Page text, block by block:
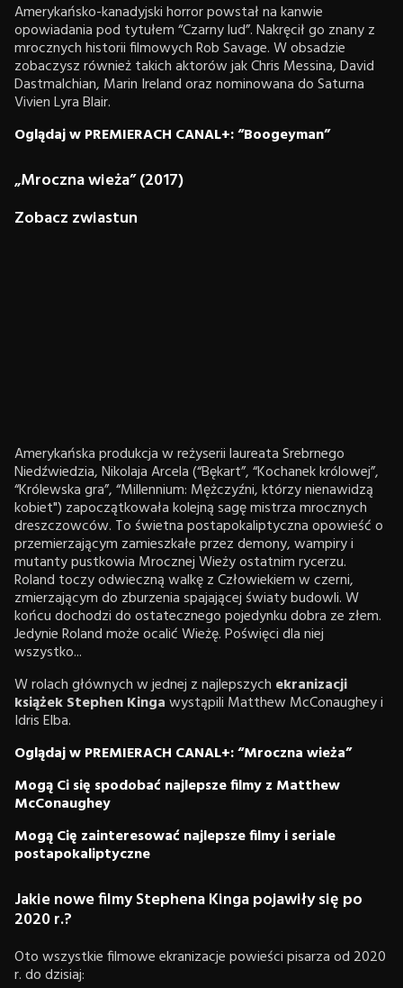
Amerykańsko-kanadyjski horror powstał na kanwie
opowiadania pod tytułem “Czarny lud”. Nakręcił go znany z
mrocznych historii filmowych Rob Savage. W obsadzie
zobaczysz również takich aktorów jak Chris Messina, David
Dastmalchian, Marin Ireland oraz nominowana do Saturna
Vivien Lyra Blair.
Oglądaj w PREMIERACH CANAL+: “Boogeyman”
„Mroczna wieża” (2017)
Zobacz zwiastun
Amerykańska produkcja w reżyserii laureata Srebrnego
Niedźwiedzia, Nikolaja Arcela (“Bękart”, “Kochanek królowej”,
“Królewska gra”, “Millennium: Mężczyźni, którzy nienawidzą
kobiet") zapoczątkowała kolejną sagę mistrza mrocznych
dreszczowców. To świetna postapokaliptyczna opowieść o
przemierzającym zamieszkałe przez demony, wampiry i
mutanty pustkowia Mrocznej Wieży ostatnim rycerzu.
Roland toczy odwieczną walkę z Człowiekiem w czerni,
zmierzającym do zburzenia spajającej światy budowli. W
końcu dochodzi do ostatecznego pojedynku dobra ze złem.
Jedynie Roland może ocalić Wieżę. Poświęci dla niej
wszystko...
W rolach głównych w jednej z najlepszych ekranizacji
książek Stephen Kingawystąpili Matthew McConaughey i
Idris Elba.
Oglądaj w PREMIERACH CANAL+: “Mroczna wieża”
Mogą Ci się spodobać najlepsze filmy z Matthew
McConaughey
Mogą Cię zainteresować najlepsze filmy i seriale
postapokaliptyczne
Jakie nowe filmy Stephena Kinga pojawiły się po
2020 r.?
Oto wszystkie filmowe ekranizacje powieści pisarza od 2020
r. do dzisiaj: